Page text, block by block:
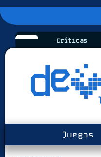
Críticas
Juegos